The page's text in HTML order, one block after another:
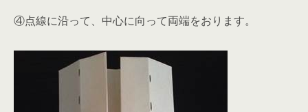
④点線に沿って、中心に向って両端をおります。